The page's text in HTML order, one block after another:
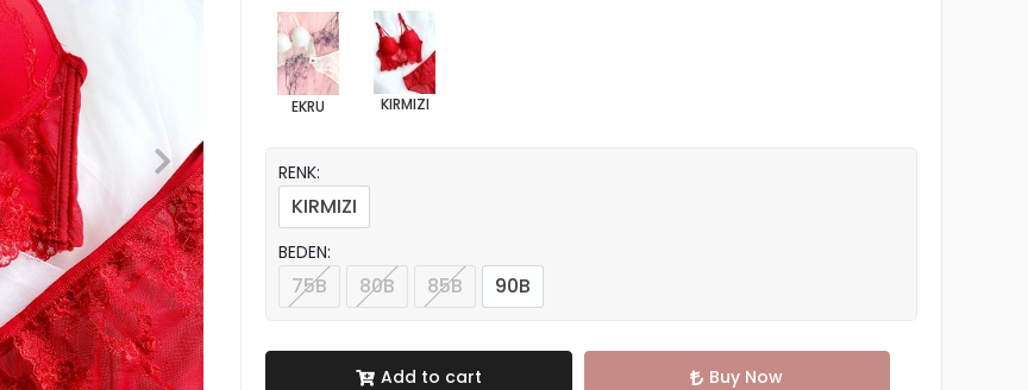
EKRU KIRMIZI
RENK:
KIRMIZI
BEDEN:
75B 80B 85B 90B
Add to cart Buy Now